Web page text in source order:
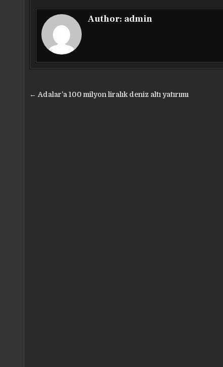
Author: admin
Yazı
← Adalar’a 100 milyon liralık deniz altı yatırımı